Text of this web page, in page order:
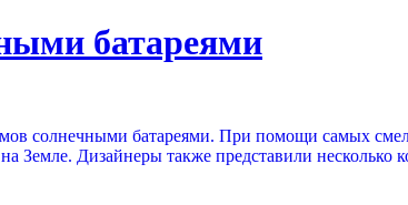
батареями
солнечными батареями. При помощи самых
Земле. Дизайнеры также представили несколько